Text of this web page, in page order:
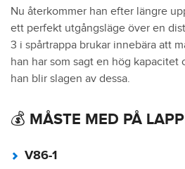
Nu återkommer han efter längre
ett perfekt utgångsläge över en
3 i spårtrappa brukar innebära att
han har som sagt en hög
han blir slagen av dessa.
💰 MÅSTE MED PÅ
V86-1